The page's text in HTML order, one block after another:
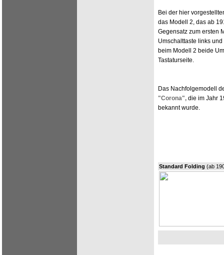
Bei der hier
das Modell 2, das ab
Gegensatz zum ersten
Umschalttaste links
beim Modell 2 beide
Tastaturseite.
Das Nachfolgemodell
"Corona", die im Jahr
bekannt wurde.
Standard Folding (ab